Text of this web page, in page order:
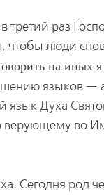
раз
люди
на иных
языков —
язык Духа
верующему во
Сегодня род